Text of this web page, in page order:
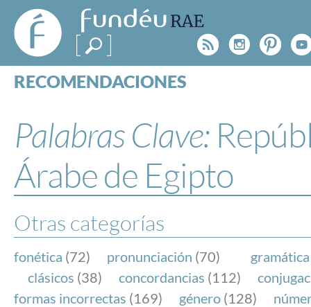
FundéuRAE
- Fundación
del Español
Urgente
Rss
RECOMENDACIONES
ESPECIALES
BLOG
NOTICIAS
FundéuRAE es una fundación patrocinada por la
y la Real Academia Española, cuyo objetivo es
el buen uso del español en los medios de
Internet.
Palabras Clave:
Árabe de Egipto
Otras categorías
fonética (72) pronunciación (70) gramática
clásicos (38) concordancias (112)
formas incorrectas (169) género (128)